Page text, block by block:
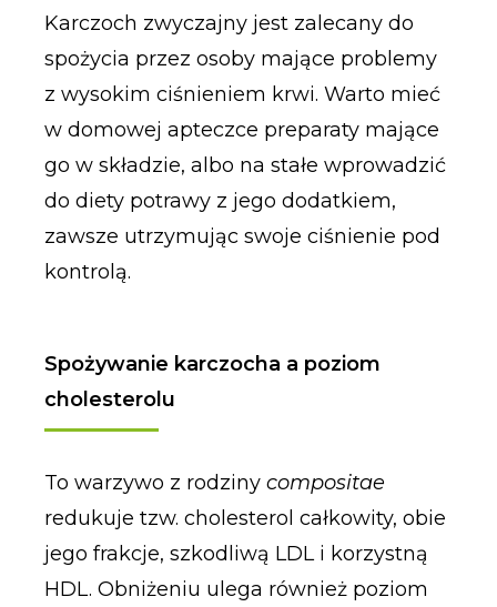
Karczoch zwyczajny jest zalecany do
spożycia przez osoby mające problemy
z wysokim ciśnieniem krwi. Warto mieć
w domowej apteczce preparaty mające
go w składzie, albo na stałe wprowadzić
do diety potrawy z jego dodatkiem,
zawsze utrzymując swoje ciśnienie pod
kontrolą.
Spożywanie karczocha a poziom
cholesterolu
To warzywo z rodziny compositae
redukuje tzw. cholesterol całkowity, obie
jego frakcje, szkodliwą LDL i korzystną
HDL. Obniżeniu ulega również poziom